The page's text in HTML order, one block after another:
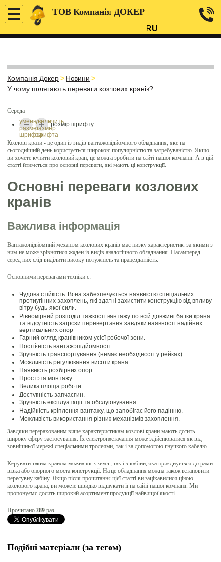
ТОВ Компанія ДОКЕР
RU
Компанія Докер> Новини >
У чому полягають переваги козлових кранів?
Середа
розмір шрифту
уменьшить
размер
шрифта
увеличить
размер
шрифта
Козлові крани - це один із видів вантажопідйомного обладнання, яке на
сьогоднішній день користується широкою популярністю та затребуваністю. Якщо
ви хочете купити козловий кран, це можна зробити на сайті нашої компанії. А в цій
статті йтиметься про основні переваги, які мають ці конструкції.
Основні переваги козлових
кранів
Важлива інформація
Вантажопідйомний механізм козлових кранів має низку характеристик, за якими з
ним не може зрівнятися жоден із видів аналогічного обладнання. Насамперед
серед них слід виділити високу потужність та працездатність.
Основними перевагами техніки є:
Чудова стійкість. Вона забезпечується наявністю спеціальних
протиугінних захоплень, які здатні захистити конструкцію від впливу
вітру будь-якої сили.
Рівномірний розподіл тяжкості вантажу по всій довжині балки крана
та відсутність загрози перевертання завдяки наявності надійних
вертикальних опор.
Гарний огляд кранівником усієї робочої зони.
Постійність вантажопідйомності.
Зручність транспортування (немає необхідності у рейках).
Можливість регулювання висоти крана.
Наявність розбірних опор.
Простота монтажу.
Велика площа роботи.
Доступність запчастин.
Зручність експлуатації та обслуговування.
Надійність кріплення вантажу, що запобігає його падінню.
Можливість використання різних механізмів захоплення.
Завдяки перерахованим вище характеристикам козлові крани мають досить
широку сферу застосування. Їх електропостачання може здійснюватися як від
зовнішньої мережі спеціальними тролеями, так і за допомогою гнучкого кабелю.
Керувати таким краном можна як з землі, так і з кабіни, яка приєднується до рами
візка або опорного моста конструкції. На це обладнання можна також встановити
пересувну кабіну. Якщо після прочитання цієї статті ви зацікавилися ціною
козлового крана, ви можете швидко відшукати її на сайті нашої компанії. Ми
пропонуємо досить широкий асортимент продукції найвищої якості.
Прочитано 289 раз
Подібні матеріали (за тегом)